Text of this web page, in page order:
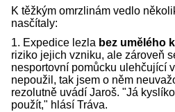
K těžkým omrzlinám vedlo
nasčítaly:
1. Expedice lezla bez umělého
riziko jejich vzniku, ale zároveň
nesportovní pomůcku ulehčující
nepoužil, tak jsem o něm
rezolutně uvádí Jaroš. "Já
použít," hlásí Tráva.